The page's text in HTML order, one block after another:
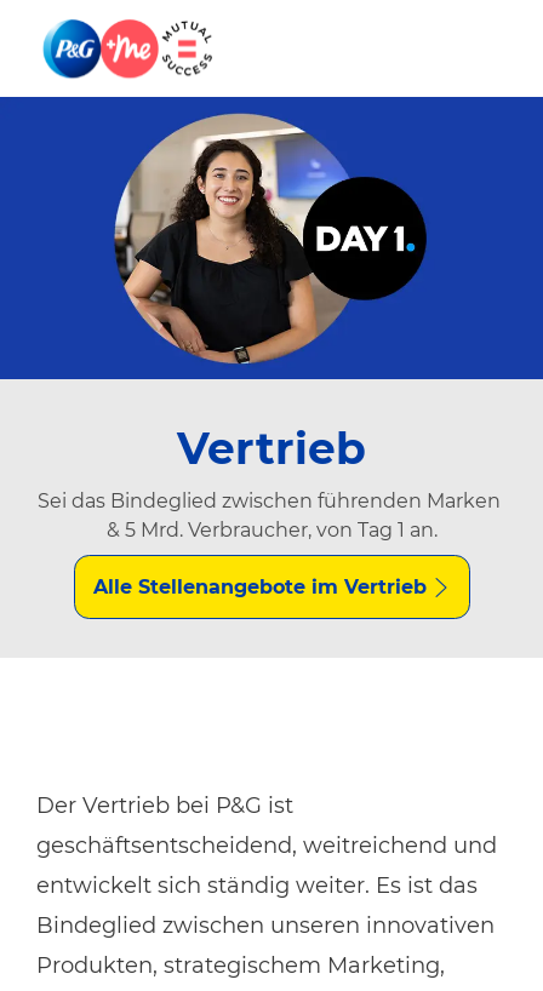
Vertrieb
Sei das Bindeglied zwischen führenden Marken
& 5 Mrd. Verbraucher, von Tag 1 an.
Alle Stellenangebote im Vertrieb
Der Vertrieb bei P&G ist
geschäftsentscheidend, weitreichend und
entwickelt sich ständig weiter. Es ist das
Bindeglied zwischen unseren innovativen
Produkten, strategischem Marketing,